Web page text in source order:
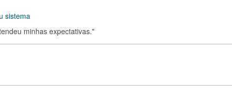
sistema
minhas expectativas."